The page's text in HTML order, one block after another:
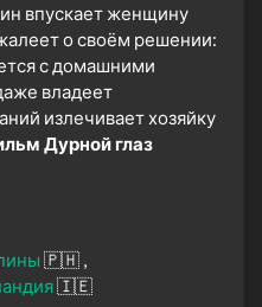
впускает женщину
о своём решении:
с домашними
владеет
излечивает хозяйку
Дурной глаз
🇵🇭
🇮🇪